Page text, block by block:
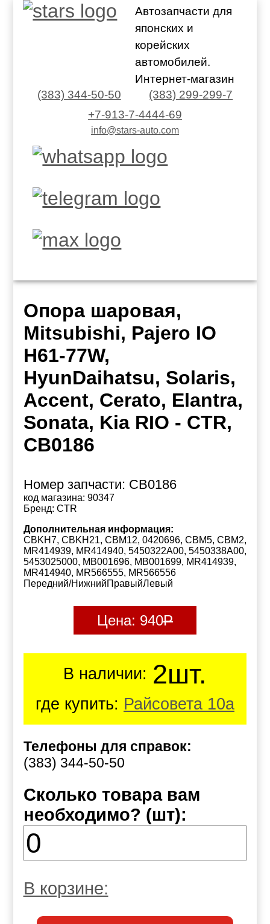
Автозапчасти для
японских и
корейских
автомобилей.
Интернет-магазин
(383) 344-50-50
(383) 299-299-7
+7-913-7-4444-69
info@stars-auto.com
Опора шаровая,
Mitsubishi, Pajero IO
H61-77W,
HyunDaihatsu, Solaris,
Accent, Cerato, Elantra,
Sonata, Kia RIO - CTR,
CB0186
Номер запчасти: CB0186
код магазина: 90347
Бренд: CTR
Дополнительная информация:
CBKH7, CBKH21, CBM12, 0420696, CBM5, CBM2,
MR414939, MR414940, 5450322A00, 5450338A00,
5453025000, MB001696, MB001699, MR414939,
MR414940, MR566555, MR566556
Передний/НижнийПравыйЛевый
Цена: 940Р
В наличии: 2шт.
где купить: Райсовета 10а
Телефоны для справок:
(383) 344-50-50
Сколько товара вам
необходимо? (шт):
В корзине: